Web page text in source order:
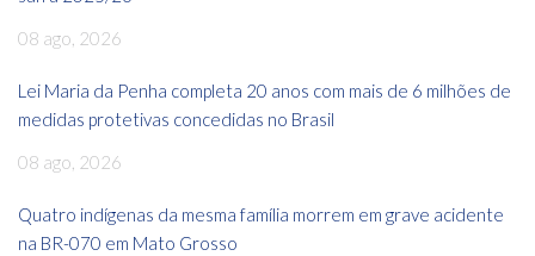
08 ago, 2026
Lei Maria da Penha completa 20 anos com mais de 6 milhões de
medidas protetivas concedidas no Brasil
08 ago, 2026
Quatro indígenas da mesma família morrem em grave acidente
na BR-070 em Mato Grosso